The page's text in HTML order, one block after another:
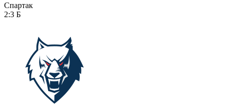
Спартак
2:3 Б